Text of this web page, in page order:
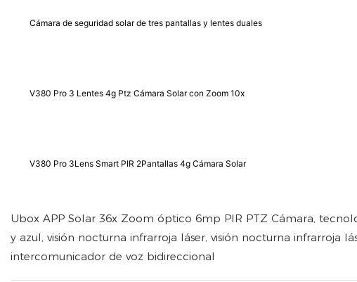
Cámara de seguridad solar de tres pantallas y lentes duales
V380 Pro 3 Lentes 4g Ptz Cámara Solar con Zoom 10x
V380 Pro 3Lens Smart PIR 2Pantallas 4g Cámara Solar
Ubox APP Solar 36x Zoom óptico 6mp PIR PTZ Cámara,
y azul, visión nocturna infrarroja láser, visión nocturna infrarroja
intercomunicador de voz bidireccional